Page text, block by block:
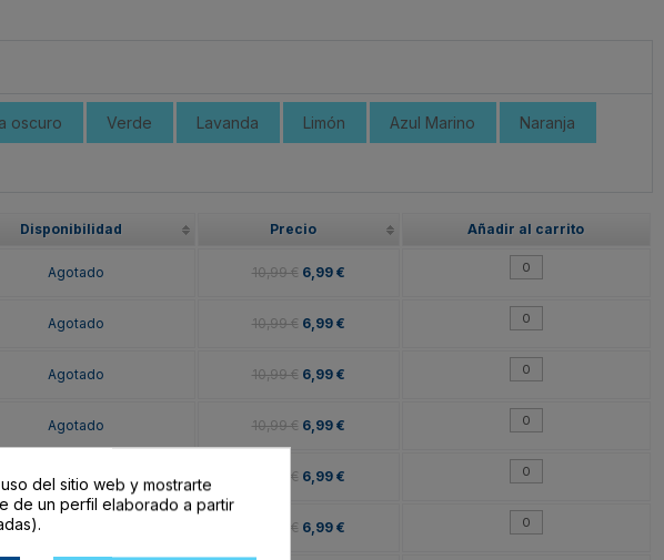
oscuro Verde Lavanda Limón Azul Marino Naranja
Disponibilidad Precio Añadir al carrito
Agotado 10,99 € 6,99 €
Agotado 10,99 € 6,99 €
Agotado 10,99 € 6,99 €
Agotado 10,99 € 6,99 €
Agotado 10,99 € 6,99 €
10,99 € 6,99 €
del sitio web y mostrarte
de un perfil elaborado a partir